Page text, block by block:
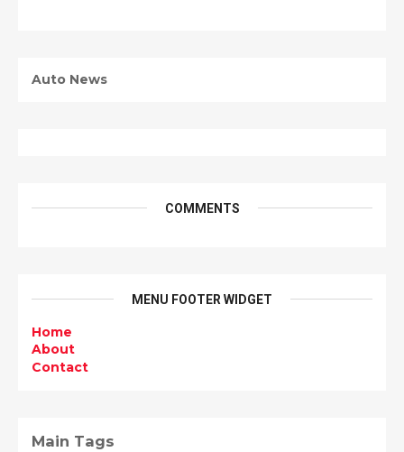
Auto News
COMMENTS
MENU FOOTER WIDGET
Home
About
Contact
Main Tags